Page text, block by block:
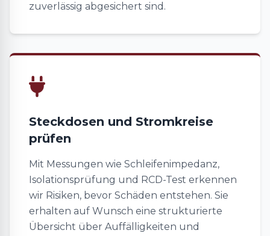
zuverlässig abgesichert sind.
Steckdosen und Stromkreise
prüfen
Mit Messungen wie Schleifenimpedanz,
Isolationsprüfung und RCD-Test erkennen
wir Risiken, bevor Schäden entstehen. Sie
erhalten auf Wunsch eine strukturierte
Übersicht über Auffälligkeiten und